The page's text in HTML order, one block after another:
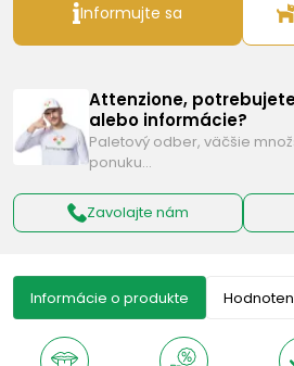
Informujte sa
Attenzione,
alebo informácie?
Paletový odber, väčšie
ponuku…
Zavolajte nám
Informácie o produkte